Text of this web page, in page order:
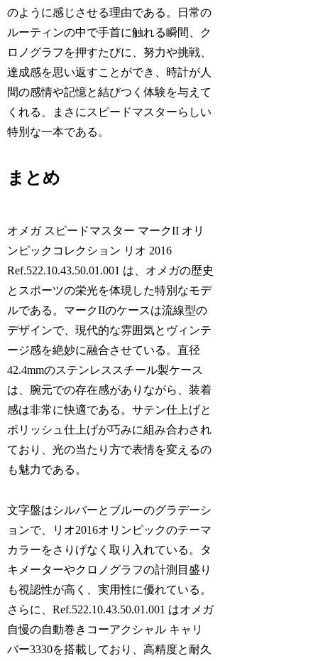
のように感じさせる理由である。日常の
ルーティンの中で手首に触れる瞬間、ク
ロノグラフを押すたびに、努力や挑戦、
達成感を思い返すことができ、時計が人
間の感情や記憶と結びつく体験を与えて
くれる、まさにスピードマスターらしい
特別な一本である。
まとめ
オメガ スピードマスター マークII オリ
ンピックコレクション リオ 2016
Ref.522.10.43.50.01.001 は、オメガの歴史
とスポーツの栄光を体現した特別なモデ
ルである。マークIIのケースは流線型の
デザインで、現代的な雰囲気とヴィンテ
ージ感を絶妙に融合させている。直径
42.4mmのステンレススチール製ケース
は、腕元での存在感がありながら、装着
感は非常に快適である。サテン仕上げと
ポリッシュ仕上げが巧みに組み合わされ
ており、光の当たり方で表情を変えるの
も魅力である。
文字盤はシルバーとブルーのグラデーシ
ョンで、リオ2016オリンピックのテーマ
カラーをさりげなく取り入れている。タ
キメーターやクロノグラフの計測目盛り
も視認性が高く、実用性に優れている。
さらに、Ref.522.10.43.50.01.001 はオメガ
自慢の自動巻きコーアクシャル キャリ
バー3330を搭載しており、高精度と耐久